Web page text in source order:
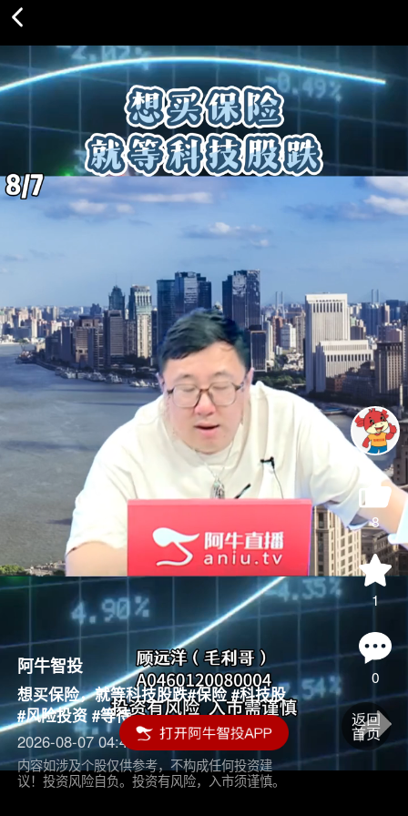
8
1
0
阿牛智投
想买保险，就等科技股跌#保险 #科技股
#风险投资 #等待
2026-08-07 04:45
内容如涉及个股仅供参考，不构成任何投资建
议！投资风险自负。投资有风险，入市须谨慎。